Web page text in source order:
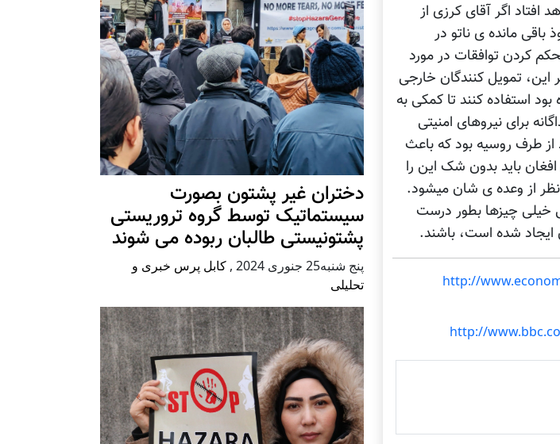
اگر آقای کرزی از
مانده ی ناتو در
کردن توافقات در مورد
باید برقرار سازد. علاوه بر این، تمویل کنندگان خارجی
بود استفاده کنند تا کمکی به
پولیکه جداگانه برای نیروهای امنیتی
طرف روسیه بود که باعث
سران افغان باید بدون شک این را
نظر از وعده ی شان میشود.
خیلی چیزها بطور درست
ایجاد شده است، باشند.
http://
http://
دختران غیر پشتون بصورت
سیستماتیک توسط گروه تروریستی
پشتونیستی طالبان ربوده می شوند
پنج شنبه25 جنوری 2024 , کابل پرس خبری و
تحلیلی